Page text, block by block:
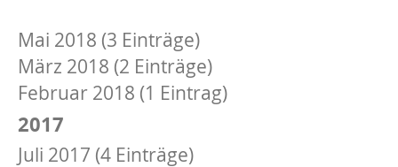
Mai 2018 (3 Einträge)
März 2018 (2 Einträge)
Februar 2018 (1 Eintrag)
2017
Juli 2017 (4 Einträge)